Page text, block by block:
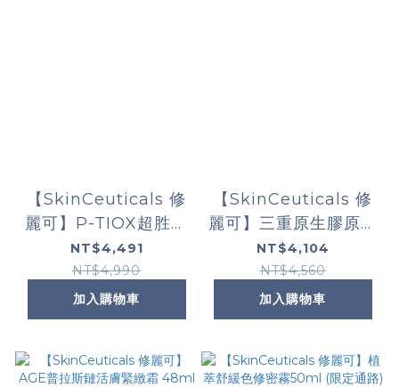
【SkinCeuticals 修
麗可】P-TIOX超胜肽
抗皺極光精華 30ml
NT$4,491
NT$4,990
加入購物車
【SkinCeuticals 修
麗可】三重原生膠原彈
嫩精華 (限定通路)
NT$4,104
NT$4,560
加入購物車